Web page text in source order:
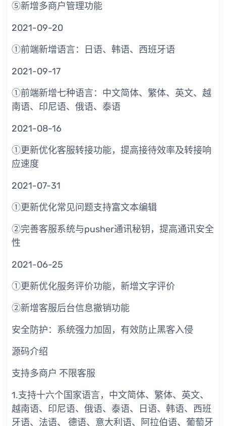
⑤新增多商户管理功能
2021-09-20
①前端新增语言：日语、韩语、西班牙语
2021-09-17
①前端新增七种语言：中文简体、繁体、英文、越
南语、印尼语、俄语、泰语
2021-08-16
①更新优化客服转接功能，提高接待效率及转接响
应速度
2021-07-31
①更新优化常见问题支持富文本编辑
②完善客服系统与pusher通讯秘钥，提高通讯安全
性
2021-06-25
①更新优化服务评价功能，新增文字评价
②新增客服后台信息撤销功能
安全防护：系统强力加固，有效防止黑客入侵
源码介绍
支持多商户 不限客服
1.支持十六个国家语言，中文简体、繁体、英文、
越南语、印尼语、俄语、泰语、日语、韩语、西班
牙语、法语、 德语、意大利语、阿拉伯语、葡萄牙